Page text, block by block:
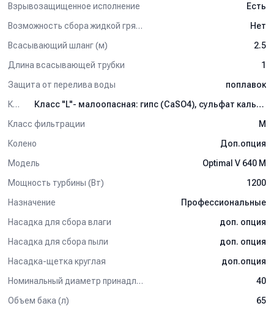
отличную манёвренность.
Ударопрочная платформа оберегает от повреждений как
обстановки.
Удобные ручки для опустошения бака.
Ручка для встряхивания фильтра.
Способность сбора как сухой мелкодисперсной пыли
части с фильтром).
Внимание!!!Серийно аппарат поставляется без
всасывающих трубок и напольных насадок. Аксессуары
предстоящих работ.
Взрывозащищенное исполнение
Есть
Возможность сбора жидкой грязи
Нет
Всасывающий шланг (м)
2.5
Длина всасывающей трубки
1
Защита от перелива воды
поплавок
Категория пыли
Класс "L"- малоопасная: гипс (CaSO4), сульфат кальция, наполнитель на бумаге, краски и лаки, известь (CaCO3), удобрения, мел, белая краска, зубная паста, слюда, глина и пр. Требования к пылесосам данной категории самые простые: отсутствуют указа
Класс фильтрации
M
Колено
Доп.опция
Модель
Optimal V 640 M
Мощность турбины (Вт)
1200
Назначение
Профессиональные
Насадка для сбора влаги
доп. опция
Насадка для сбора пыли
доп. опция
Насадка-щетка круглая
доп.опция
Номинальный диаметр принадлежностей, мм
40
Объем бака (л)
65